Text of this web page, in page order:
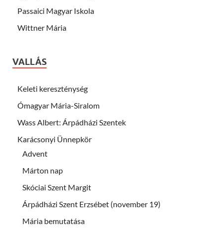
Passaici Magyar Iskola
Wittner Mária
VALLÁS
Keleti kereszténység
Ómagyar Mária-Siralom
Wass Albert: Árpádházi Szentek
Karácsonyi Ünnepkör
Advent
Márton nap
Skóciai Szent Margit
Árpádházi Szent Erzsébet (november 19)
Mária bemutatása